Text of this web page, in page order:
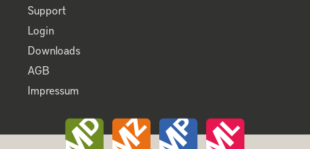
Support
Login
Downloads
AGB
Impressum